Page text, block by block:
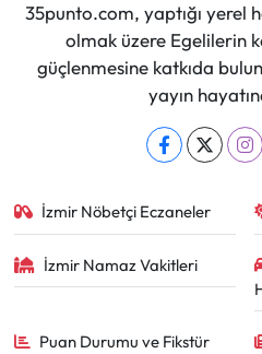
35punto.com, yaptığı yerel
olmak üzere Egelilerin
güçlenmesine katkıda
yayın
İzmir Nöbetçi Eczaneler
İzmir Namaz Vakitleri
Puan Durumu ve Fikstür